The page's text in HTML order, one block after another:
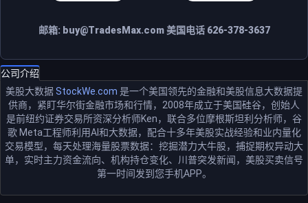
邮箱: buy@TradesMax.com美国电话 626-378-3637
公司介绍
美股大数据StockWe.com 是一个美国领先的金融和美股信息大数据提
供商，紧盯华尔街金融市场和行情，2008年成立于美国硅谷，创始人
是前纽约证券交易所资深分析师Ken，联合多位摩根斯坦利分析师，谷
歌 Meta工程师利用AI和大数据，配合十多年美股实战经验和业内量化
交易模型，每天处理海量股票数据：挖掘潜力大牛股，捕捉期权异动大
单，实时主力资金流向、机构持仓变化、川普突发新闻，美股买卖信号
第一时间发到您手机APP。